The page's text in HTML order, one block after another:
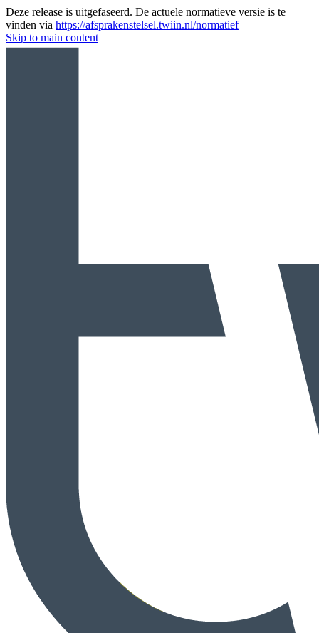
Deze release is uitgefaseerd. De actuele normatieve versie is te
vinden via https://afsprakenstelsel.twiin.nl/normatief
Skip to main content